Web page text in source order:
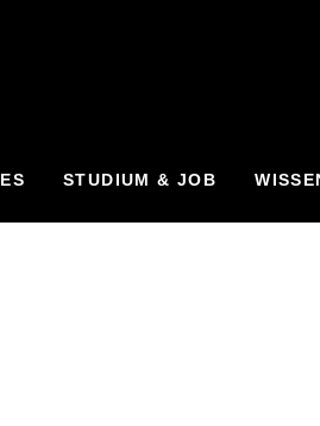
STUDIUM & JOB